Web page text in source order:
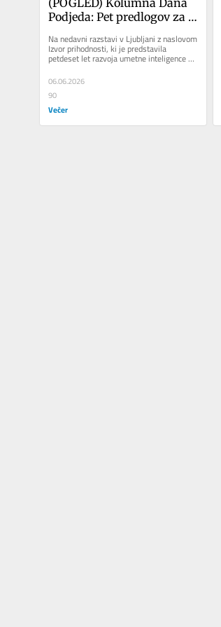
Podjeda: Pet predlogov za
sočutnega človeka
Na nedavni razstavi v Ljubljani z naslovom
Izvor prihodnosti, ki je predstavila
petdeset let razvoja umetne inteligence v
Sloveniji, so bile med...
06.06.2026
90
Večer